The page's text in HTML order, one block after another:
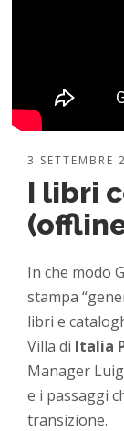
3 SETTEMBRE
I libri
In che modo
stampa
libri e
Villa di Italia
Manager
e i passaggi
transizione.